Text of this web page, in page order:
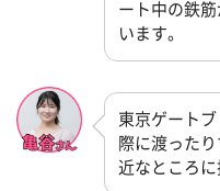
ート中の鉄
います。
東京ゲート
際に渡った
近なところ